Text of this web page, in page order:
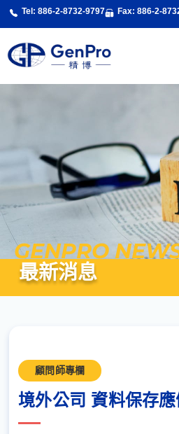
要
Tel: 886-2-8732-9797 Fax: 886-2-
GENPRO
最新消息
顧問師專欄
境外公司 資料保存